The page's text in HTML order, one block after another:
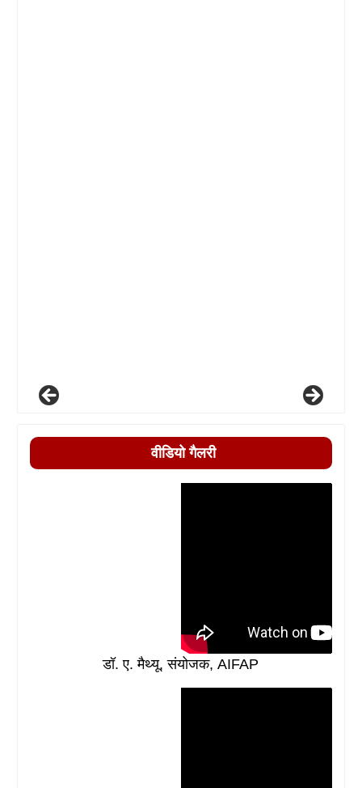
वीडियो गैलरी
डॉ. ए. मैथ्यू, संयोजक, AIFAP